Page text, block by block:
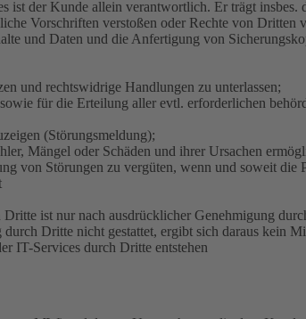
der Kunde allein verantwortlich. Er trägt
Vorschriften verstoßen oder Rechte von Dritten
und Daten und die Anfertigung von
und rechtswidrige Handlungen zu unterlassen;
für die Erteilung aller evtl. erforderlichen
(Störungsmeldung);
Mängel oder Schäden und ihrer Ursachen
von Störungen zu vergüten, wenn und soweit die
ist nur nach ausdrücklicher Genehmigung
Dritte nicht gestattet, ergibt sich daraus kein
IT-Services durch Dritte entstehen